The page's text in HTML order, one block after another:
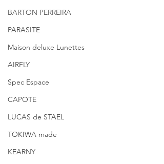
BARTON PERREIRA
PARASITE
Maison deluxe Lunettes
AIRFLY
Spec Espace
CAPOTE
LUCAS de STAEL
TOKIWA made
KEARNY